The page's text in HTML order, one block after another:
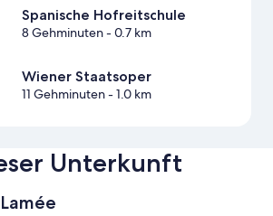
Spanische Hofreitschule
8 Gehminuten- 0.7 km
Wiener Staatsoper
11 Gehminuten- 1.0 km
Unterkunft